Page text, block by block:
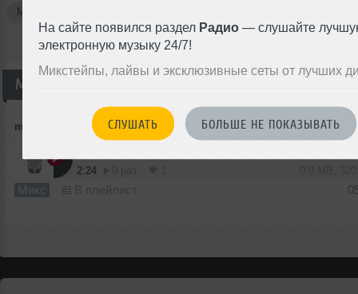
На сайте появился раздел Радио — слушайте
электронную музыку 24/7!
Микстейпы, лайвы и эксклюзивные сеты от лучших
СЛУШАТЬ БОЛЬШЕ НЕ ПОКАЗЫВАТЬ
Миксы
Микс
miffodiy ElecntroBass
2:24
Микс В плейлист